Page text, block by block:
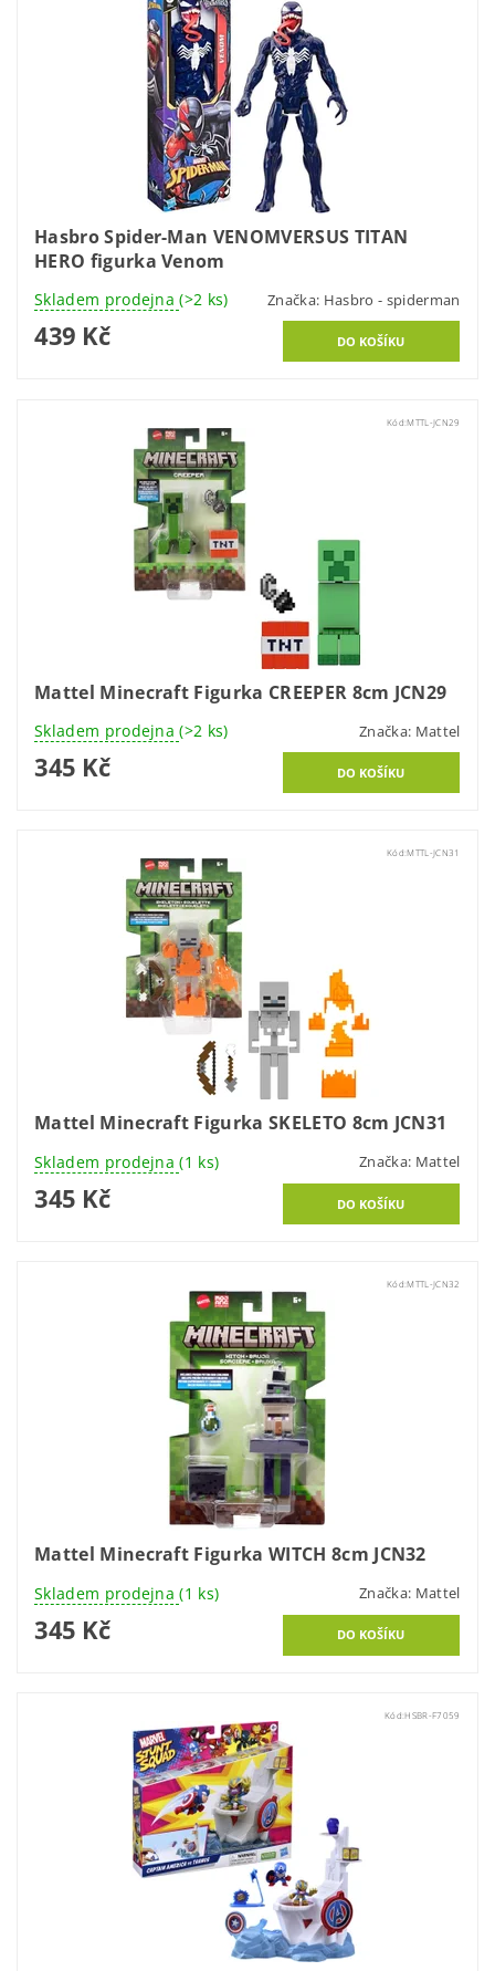
Hasbro Spider-Man VENOMVERSUS TITAN
HERO figurka Venom
Skladem prodejna(>2 ks) Značka: Hasbro - spiderman
439 Kč
Kód:MTTL-JCN29
Mattel Minecraft Figurka CREEPER 8cm JCN29
Skladem prodejna(>2 ks) Značka: Mattel
345 Kč
Kód:MTTL-JCN31
Mattel Minecraft Figurka SKELETO 8cm JCN31
Skladem prodejna(1 ks) Značka: Mattel
345 Kč
Kód:MTTL-JCN32
Mattel Minecraft Figurka WITCH 8cm JCN32
Skladem prodejna(1 ks) Značka: Mattel
345 Kč
Kód:HSBR-F7059